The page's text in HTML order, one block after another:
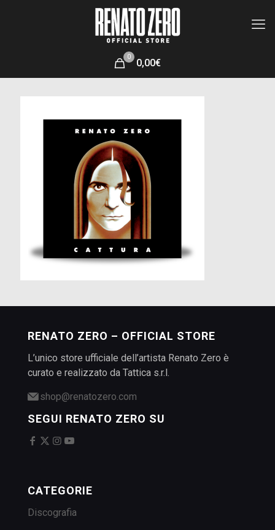
0
0,00€
RENATO ZERO – OFFICIAL STORE
L’unico store ufficiale dell’artista Renato Zero è
curato e realizzato da Tattica s.r.l.
shop@renatozero.com
SEGUI RENATO ZERO SU
CATEGORIE
Discografia